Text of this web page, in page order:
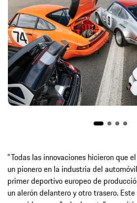
"Todas las innovaciones hicieron que
un pionero en la industria del
primer deportivo europeo de
un alerón delantero y otro trasero.